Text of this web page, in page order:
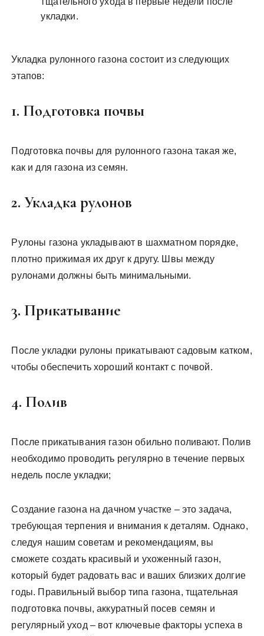
укладки.
Укладка рулонного газона состоит из следующих
этапов:
1. Подготовка почвы
Подготовка почвы для рулонного газона такая же,
как и для газона из семян.
2. Укладка рулонов
Рулоны газона укладывают в шахматном порядке,
плотно прижимая их друг к другу. Швы между
рулонами должны быть минимальными.
3. Прикатывание
После укладки рулоны прикатывают садовым катком,
чтобы обеспечить хороший контакт с почвой.
4. Полив
После прикатывания газон обильно поливают. Полив
необходимо проводить регулярно в течение первых
недель после укладки;
Создание газона на дачном участке – это задача,
требующая терпения и внимания к деталям. Однако,
следуя нашим советам и рекомендациям, вы
сможете создать красивый и ухоженный газон,
который будет радовать вас и ваших близких долгие
годы. Правильный выбор типа газона, тщательная
подготовка почвы, аккуратный посев семян и
регулярный уход – вот ключевые факторы успеха в